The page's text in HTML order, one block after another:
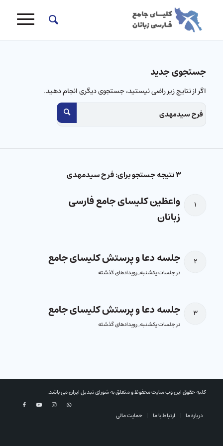
جستجوی جدید
اگر از نتایج زیر راضی نیستید، جستجوی دیگری انجام دهید.
۳ نتیجه جستجو برای: فرح سیدمهدی
۱
واعظین کلیسای جامع فارسی
زبانان
۲ جلسه دعا و پرستش کلیسای جامع
درجلسات یکشنبه,رویدادهای گذشته
۳ جلسه دعا و پرستش کلیسای جامع
درجلسات یکشنبه,رویدادهای گذشته
کلیه حقوق این وب سایت محفوظ و متعلق به شورای تبدیلِ ایران می باشد.
درباره ما ارتباط با ما حمایت مالی